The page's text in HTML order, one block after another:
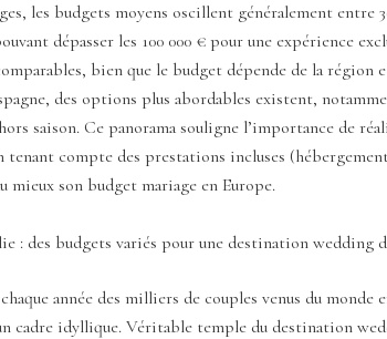
les budgets moyens oscillent généralement entre
dépasser les 100 000 € pour une expérience
bien que le budget dépende de la région
des options plus abordables existent,
saison. Ce panorama souligne l’importance de
tenant compte des prestations incluses
mieux son budget mariage en Europe.
: des budgets variés pour une destination wedding
année des milliers de couples venus du
cadre idyllique. Véritable temple du destination